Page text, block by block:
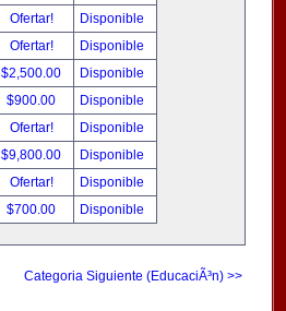
Ofertar!
Disponible
Ofertar!
Disponible
$2,500.00
Disponible
$900.00
Disponible
Ofertar!
Disponible
$9,800.00
Disponible
Ofertar!
Disponible
$700.00 Disponible
Categoria Siguiente (EducaciÃ³n) >>